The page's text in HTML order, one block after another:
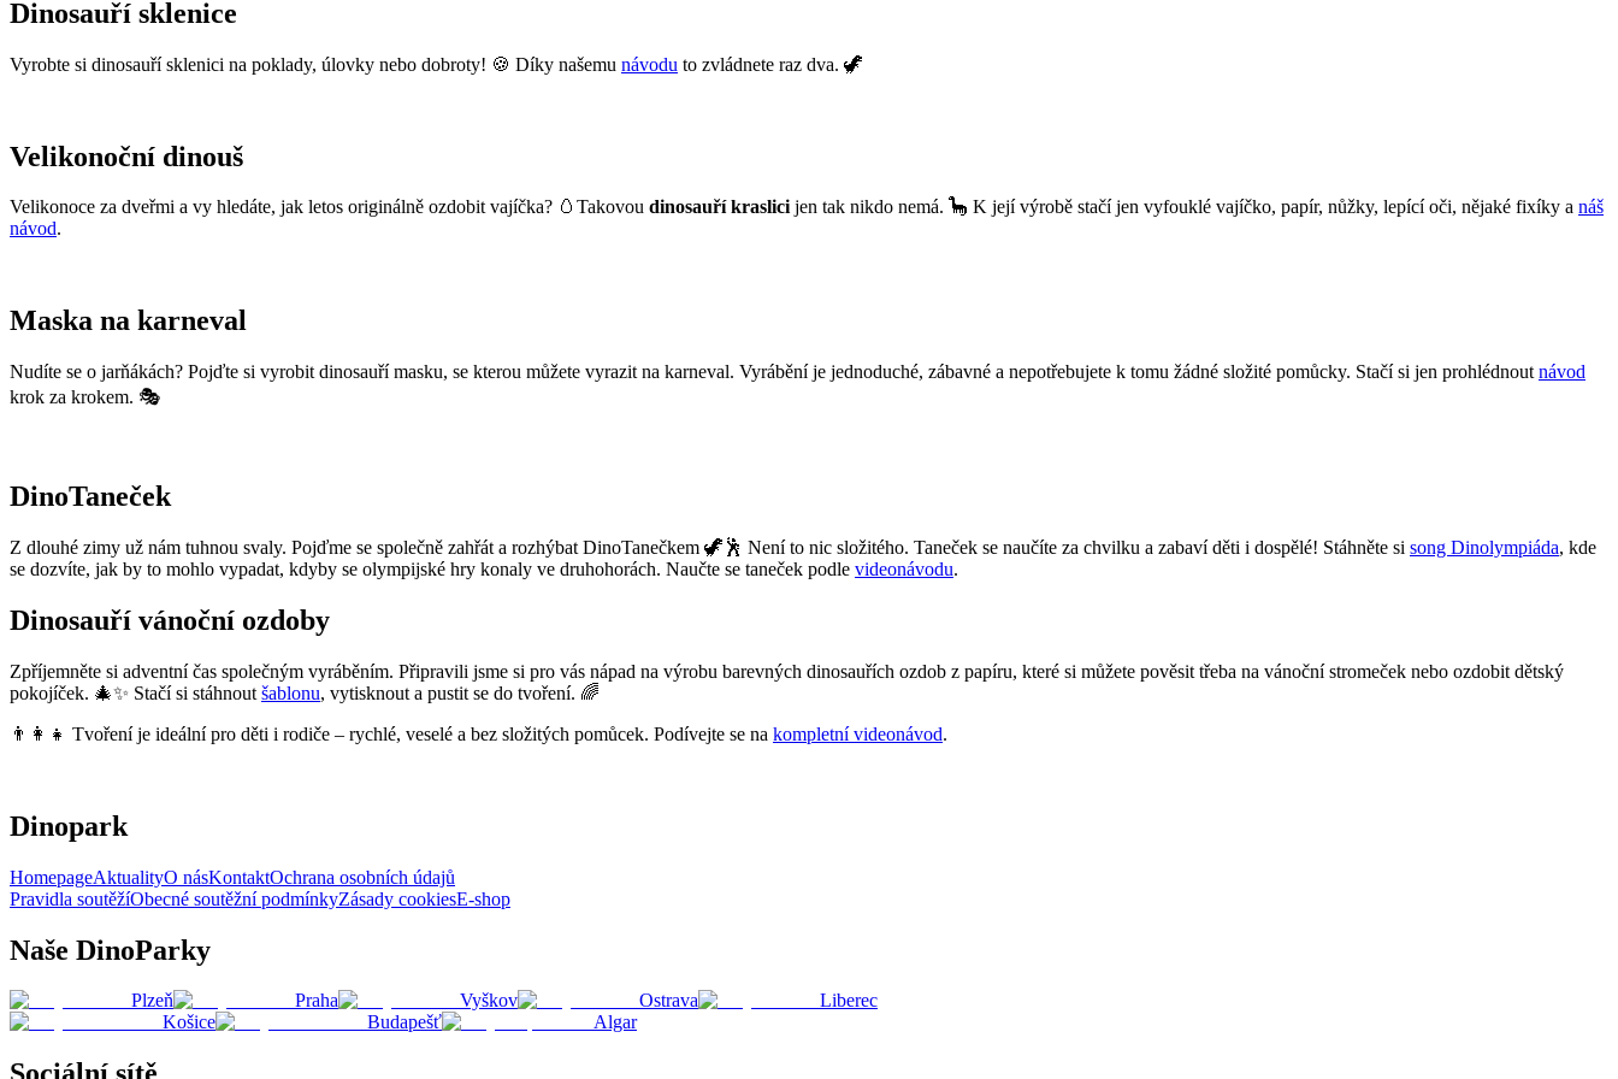
Dinosauří sklenice
Vyrobte si dinosauří sklenici na poklady, úlovky nebo dobroty! 🍪 Díky našemu návodu to zvládnete raz dva. 🦖
Velikonoční dinouš
Velikonoce za dveřmi a vy hledáte, jak letos originálně ozdobit vajíčka? 🥚Takovou dinosauří kraslicijen tak nikdo nemá. 🦕 K její výrobě stačí jen vyfouklé vajíčko, papír, nůžky, lepící oči, nějaké fixíky a náš
návod.
Maska na karneval
Nudíte se o jarňákách? Pojďte si vyrobit dinosauří masku, se kterou můžete vyrazit na karneval. Vyrábění je jednoduché, zábavné a nepotřebujete k tomu žádné složité pomůcky. Stačí si jen prohlédnout návod
krok za krokem. 🎭
DinoTaneček
Z dlouhé zimy už nám tuhnou svaly. Pojďme se společně zahřát a rozhýbat DinoTanečkem 🦖🕺 Není to nic složitého. Taneček se naučíte za chvilku a zabaví děti i dospělé! Stáhněte si song Dinolympiáda, kde
se dozvíte, jak by to mohlo vypadat, kdyby se olympijské hry konaly ve druhohorách. Naučte se taneček podle videonávodu.
Dinosauří vánoční ozdoby
Zpříjemněte si adventní čas společným vyráběním. Připravili jsme si pro vás nápad na výrobu barevných dinosauřích ozdob z papíru, které si můžete pověsit třeba na vánoční stromeček nebo ozdobit dětský
pokojíček. 🎄✨ Stačí si stáhnout šablonu, vytisknout a pustit se do tvoření. 🌈
👨‍👩‍👧 Tvoření je ideální pro děti i rodiče – rychlé, veselé a bez složitých pomůcek. Podívejte se na kompletní videonávod.
Dinopark
HomepageAktualityO násKontaktOchrana osobních údajů
Pravidla soutěžíObecné soutěžní podmínkyZásady cookiesE-shop
Naše DinoParky
Plzeň Praha Vyškov Ostrava
Liberec
Košice
Budapešť Algar